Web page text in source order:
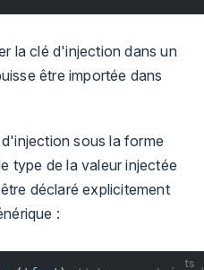
la clé d'injection dans un
être importée dans
sous la forme
type de la valeur injectée
déclaré explicitement
:
ts